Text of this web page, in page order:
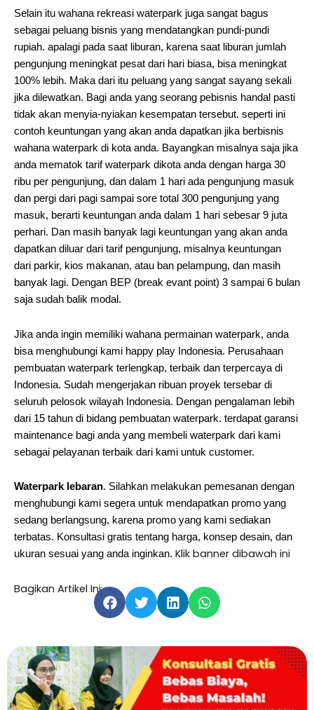
Selain itu wahana rekreasi waterpark juga sangat bagus
sebagai peluang bisnis yang mendatangkan pundi-pundi
rupiah. apalagi pada saat liburan, karena saat liburan jumlah
pengunjung meningkat pesat dari hari biasa, bisa meningkat
100% lebih. Maka dari itu peluang yang sangat sayang sekali
jika dilewatkan. Bagi anda yang seorang pebisnis handal pasti
tidak akan menyia-nyiakan kesempatan tersebut. seperti ini
contoh keuntungan yang akan anda dapatkan jika berbisnis
wahana waterpark di kota anda. Bayangkan misalnya saja jika
anda mematok tarif waterpark dikota anda dengan harga 30
ribu per pengunjung, dan dalam 1 hari ada pengunjung masuk
dan pergi dari pagi sampai sore total 300 pengunjung yang
masuk, berarti keuntungan anda dalam 1 hari sebesar 9 juta
perhari. Dan masih banyak lagi keuntungan yang akan anda
dapatkan diluar dari tarif pengunjung, misalnya keuntungan
dari parkir, kios makanan, atau ban pelampung, dan masih
banyak lagi. Dengan BEP (break evant point) 3 sampai 6 bulan
saja sudah balik modal.
Jika anda ingin memiliki wahana permainan waterpark, anda
bisa menghubungi kami happy play Indonesia. Perusahaan
pembuatan waterpark terlengkap, terbaik dan terpercaya di
Indonesia. Sudah mengerjakan ribuan proyek tersebar di
seluruh pelosok wilayah Indonesia. Dengan pengalaman lebih
dari 15 tahun di bidang pembuatan waterpark. terdapat garansi
maintenance bagi anda yang membeli waterpark dari kami
sebagai pelayanan terbaik dari kami untuk customer.
Waterpark lebaran. Silahkan melakukan pemesanan dengan
menghubungi kami segera untuk mendapatkan promo yang
sedang berlangsung, karena promo yang kami sediakan
terbatas. Konsultasi gratis tentang harga, konsep desain, dan
ukuran sesuai yang anda inginkan. Klik banner dibawah ini
Bagikan Artikel Ini: